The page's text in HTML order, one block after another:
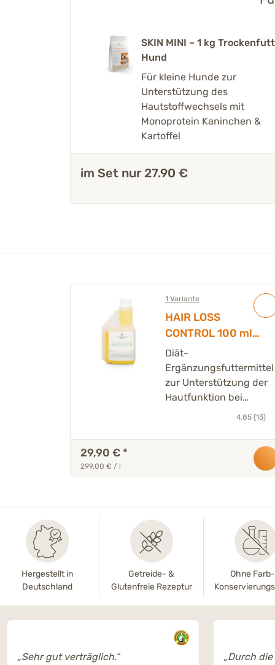
SKIN MINI – 1 kg
Hund
Für kleine Hunde zur
Unterstützung des
Hautstoffwechsels mit
Monoprotein Kaninchen &
Kartoffel
im Set nur 27.90 €
1 Variante
HAIR LOSS
CONTROL 100 ml
Flüssig
Diät-
Ergänzungsfuttermittel
zur Unterstützung der
Hautfunktion bei
Haarausfall
4.85 (13)
29,90 € *
299,00 € / l
Hergestellt in
Deutschland
Getreide- &
Glutenfreie Rezeptur
Ohne
„Sehr gut verträglich.“
„Durch